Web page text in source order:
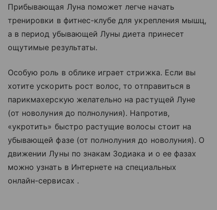
Прибывающая Луна поможет легче начать
тренировки в фитнес-клубе для укрепления мышц,
а в период убывающей Луны диета принесет
ощутимые результаты.
Особую роль в облике играет стрижка. Если вы
хотите ускорить рост волос, то отправиться в
парикмахерскую желательно на растущей Луне
(от новолуния до полнолуния). Напротив,
«укротить» быстро растущие волосы стоит на
убывающей фазе (от полнолуния до новолуния). О
движении Луны по знакам Зодиака и о ее фазах
можно узнать в Интернете на специальных
онлайн-сервисах .